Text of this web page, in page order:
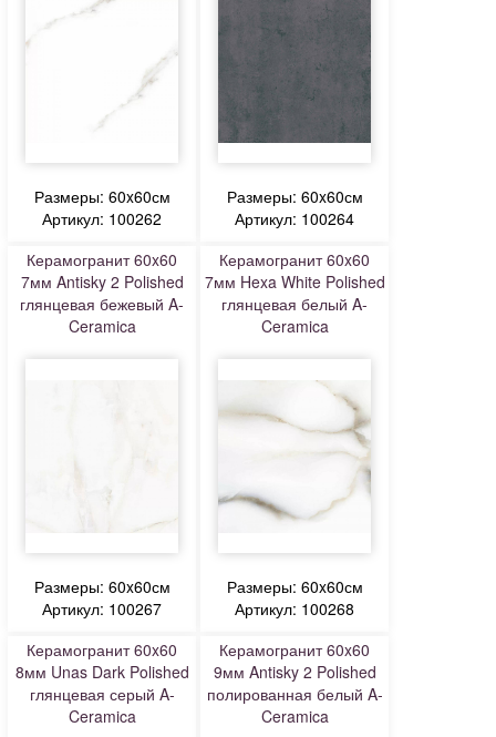
Размеры: 60x60см
Артикул: 100262
Размеры: 60x60см
Артикул: 100264
Керамогранит 60x60
7мм Antisky 2 Polished
глянцевая бежевый A-
Ceramica
Размеры: 60x60см
Артикул: 100267
Керамогранит 60x60
7мм Hexa White Polished
глянцевая белый A-
Ceramica
Размеры: 60x60см
Артикул: 100268
Керамогранит 60x60
8мм Unas Dark Polished
глянцевая серый A-
Ceramica
Керамогранит 60x60
9мм Antisky 2 Polished
полированная белый A-
Ceramica